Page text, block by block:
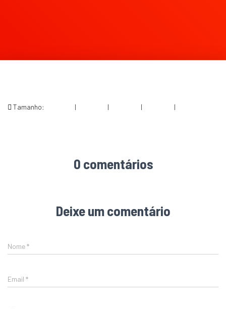
Tamanho: | | | |
0 comentários
Deixe um comentário
Nome*
Email *